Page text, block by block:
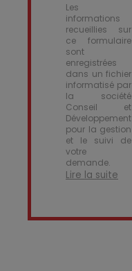
Les
informations
recueillies sur
ce formulaire
sont
enregistrées
dans un fichier
informatisé par
la société
Conseil et
Développement
pour la gestion
et le suivi de
votre
demande.
Lire la suite